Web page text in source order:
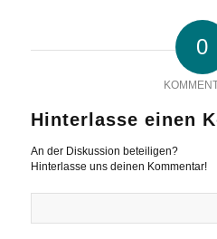
0
Hinterlasse einen
An der Diskussion beteiligen?
Hinterlasse uns deinen Kommentar!